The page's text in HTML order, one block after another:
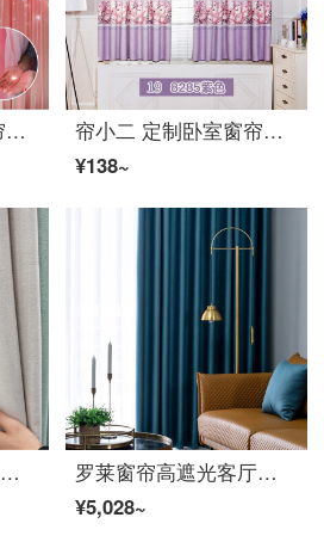
雅菲伦 现代韩式窗帘抖音ins简约镂空星星清新公主风网红布纱一体客厅卧室窗帘成品遮光 星空粉色 定制1米专拍(需要几米拍几米)
帘小二 定制卧室窗帘成品客厅短帘半帘高遮光窗帘布落地窗小窗帘飘窗阳台儿童卡通出租屋宿舍遮阳防晒 8285紫色 特价1.0m宽*2.0m高挂钩1片---限购数量2
¥138~
リービングリム北欧風の遮光が簡単で、北欧風の寝室遮光が小さい清新なアメリカ式のスプライングリーンカーテン2021年新式客間の湖と緑の色を合わせて3メートルのフューエル生地のカーテンを開きます。高さ2.7（1.2 m≦レール長≦1.に適用します。
罗莱窗帘高遮光客厅卧室阳台窗帘隔音隔热美式简约厚窗帘布双面仿麻成品窗帘 深蓝（立体塑形技术） 适用宽≤3.00米；帘高2.6米；韩褶双开
¥5,028~